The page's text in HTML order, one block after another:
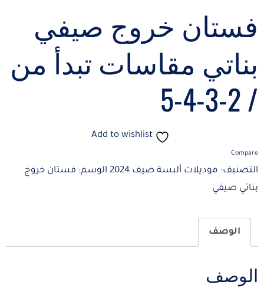
فستان خروج صيفي
بناتي مقاسات تبدأ من
/ 2-3-4-5
Add to wishlist
Compare
التصنيف: موديلات ألبسة صيف 2024 الوسم: فستان خروج
بناتي صيفي
الوصف
الوصف